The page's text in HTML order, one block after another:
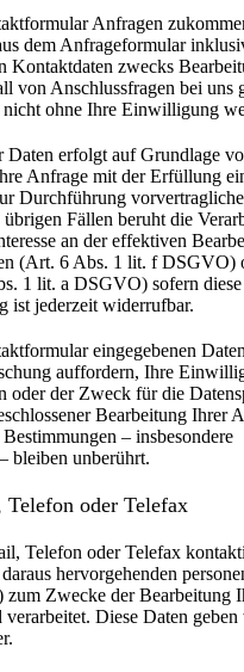
Anfragen
dem Anfrageformular
Kontaktdaten zwecks
von Anschlussfragen bei uns
ohne Ihre Einwilligung
Daten erfolgt auf Grundlage
Anfrage mit der Erfüllung
Durchführung
Fällen beruht die
an der effektiven
(Art. 6 Abs. 1 lit. f DSGVO)
1 lit. a DSGVO) sofern diese
ist jederzeit widerrufbar.
eingegebenen
auffordern, Ihre
oder der Zweck für die
Bearbeitung Ihrer
– insbesondere
bleiben unberührt.
oder Telefax
Telefon oder Telefax
hervorgehenden
zum Zwecke der Bearbeitung
verarbeitet. Diese Daten